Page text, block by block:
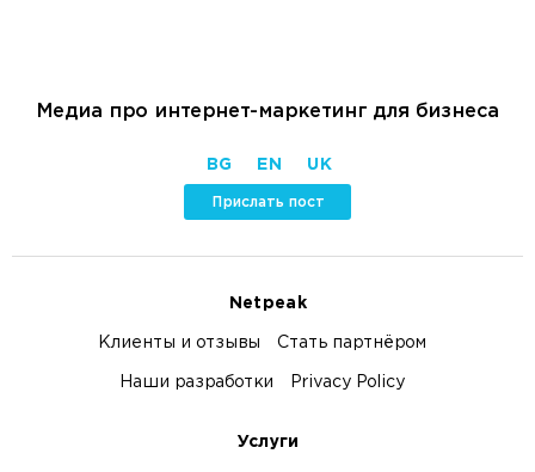
Медиа про интернет-маркетинг для бизнеса
BG EN UK
Прислать пост
Netpeak
Клиенты и отзывы Стать партнёром
Наши разработки Privacy Policy
Услуги